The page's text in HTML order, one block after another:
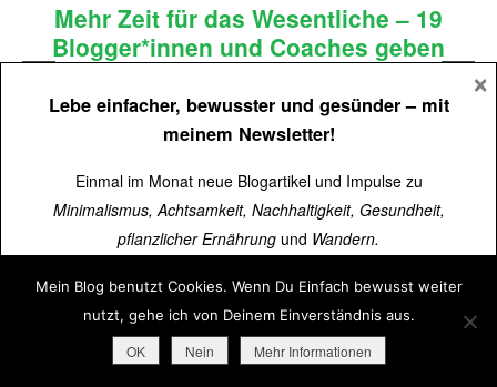
Mehr Zeit für das Wesentliche – 19
Blogger*innen und Coaches geben
Mein Blog benutzt Cookies. Wenn Du Einfach bewusst weiter
nutzt, gehe ich von Deinem Einverständnis aus.
OK Nein Mehr Informationen
Lebe einfacher, bewusster und gesünder– mit
meinem Newsletter!
Einmal im Monat neue Blogartikel und Impulse zu
Minimalismus, Achtsamkeit, Nachhaltigkeit, Gesundheit,
pflanzlicher Ernährung und Wandern.
Über15.000 Menschen lesen schon mit.
➜Jetzt kostenlos abonnieren
×